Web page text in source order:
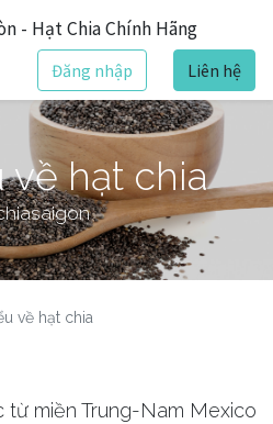
- Hạt Chia Chính Hãng
Đăng nhập Liên hệ
về hạt chia
về hạt chia
từ miền Trung-Nam Mexico